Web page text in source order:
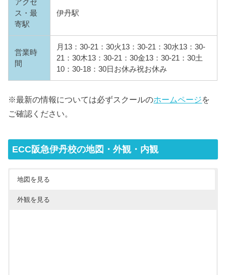
アクセ
ス・最
寄駅
伊丹駅
営業時
間
月13：30-21：30火13：30-21：30水13：30-
21：30木13：30-21：30金13：30-21：30土
10：30-18：30日お休み祝お休み
※最新の情報については必ずスクールのホームページを
ご確認ください。
ECC阪急伊丹校の地図・外観・内観
地図を見る
外観を見る